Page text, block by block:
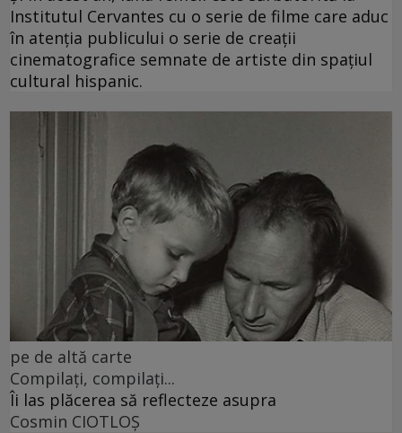
Institutul Cervantes cu o serie de filme care aduc
în atenția publicului o serie de creații
cinematografice semnate de artiste din spațiul
cultural hispanic.
pe de altă carte
Compilați, compilați...
Îi las plăcerea să reflecteze asupra
Cosmin CIOTLOŞ